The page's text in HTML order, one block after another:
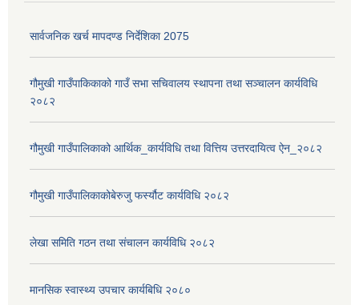
सार्वजनिक खर्च मापदण्ड निर्देशिका 2075
गौमुखी गाउँपाकिकाको गाउँ सभा सचिवालय स्थापना तथा सञ्चालन कार्यविधि
२०८२
गौमुखी गाउँपालिकाको आर्थिक_कार्यविधि तथा वित्तिय उत्तरदायित्व ऐन_२०८२
गौमुखी गाउँपालिकाकोबेरुजु फर्स्यौट कार्यविधि २०८२
लेखा समिति गठन तथा संचालन कार्यविधि २०८२
मानसिक स्वास्थ्य उपचार कार्यबिधि २०८०